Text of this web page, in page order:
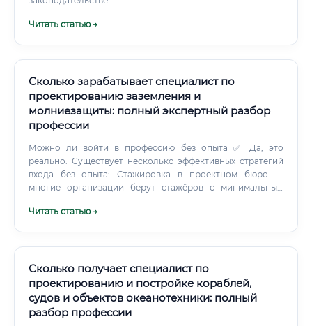
Читать статью →
Сколько зарабатывает специалист по
проектированию заземления и
молниезащиты: полный экспертный разбор
профессии
Можно ли войти в профессию без опыта ✅ Да, это
реально. Существует несколько эффективных стратегий
входа без опыта: Стажировка в проектном бюро —
многие организации берут стажёров с минимальным
помощника / чертёжника — позволяет погрузиться в
дома, небольшие коммерческие объекты ! Что важно
понимать: без хотя бы минимальной технической базы
(электротехника, физика) старт будет сложным.
Читать статью →
Сколько получает специалист по
проектированию и постройке кораблей,
судов и объектов океанотехники: полный
разбор профессии